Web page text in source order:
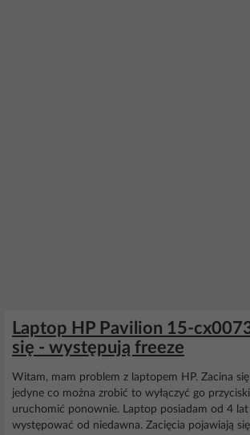
Laptop HP Pavilion 15-
się - występują freeze
Witam, mam problem z laptopem HP. Zacina
jedyne co można zrobić to wyłączyć go
uruchomić ponownie. Laptop posiadam od 4 lat
występować od niedawna. Zacięcia pojawiają